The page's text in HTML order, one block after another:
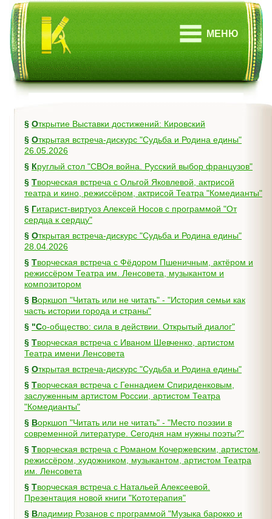
МЕНЮ
§
Открытие Выставки достижений: Кировский
§ Открытая встреча-дискурс "Судьба и Родина едины"
26.05.2026
§
Круглый стол "СВОя война. Русский выбор французов"
§ Творческая встреча с Ольгой Яковлевой, актрисой
театра и кино, режиссёром, актрисой Театра "Комедианты"
§ Гитарист-виртуоз Алексей Носов с программой "От
сердца к сердцу"
§ Открытая встреча-дискурс "Судьба и Родина едины"
28.04.2026
§ Творческая встреча с Фёдором Пшеничным, актёром и
режиссёром Театра им. Ленсовета, музыкантом и
композитором
§ Воркшоп "Читать или не читать" - "История семьи как
часть истории города и страны"
§
"Со-общество: сила в действии. Открытый диалог"
§ Творческая встреча с Иваном Шевченко, артистом
Театра имени Ленсовета
§
Открытая встреча-дискурс "Судьба и Родина едины"
§ Творческая встреча с Геннадием Спириденковым,
заслуженным артистом России, артистом Театра
"Комедианты"
§ Воркшоп "Читать или не читать" - "Место поэзии в
современной литературе. Сегодня нам нужны поэты?"
§ Творческая встреча с Романом Кочержевским, артистом,
режиссёром, художником, музыкантом, артистом Театра
им. Ленсовета
§ Творческая встреча с Натальей Алексеевой.
Презентация новой книги "Кототерапия"
§ Владимир Розанов с программой "Музыка барокко и